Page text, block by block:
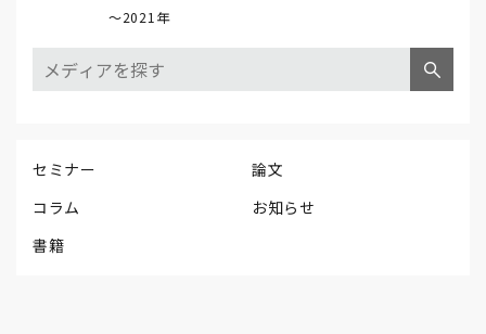
～2021年
セミナー
論文
コラム
お知らせ
書籍